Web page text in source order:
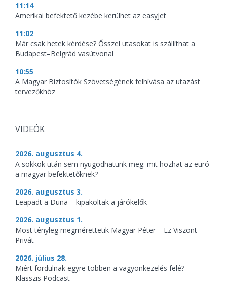
11:14
Amerikai befektető kezébe kerülhet az easyJet
11:02
Már csak hetek kérdése? Ősszel utasokat is szállíthat a
Budapest–Belgrád vasútvonal
10:55
A Magyar Biztosítók Szövetségének felhívása az utazást
tervezőkhöz
VIDEÓK
2026. augusztus 4.
A sokkok után sem nyugodhatunk meg: mit hozhat az euró
a magyar befektetőknek?
2026. augusztus 3.
Leapadt a Duna – kipakoltak a járókelők
2026. augusztus 1.
Most tényleg megmérettetik Magyar Péter – Ez Viszont
Privát
2026. július 28.
Miért fordulnak egyre többen a vagyonkezelés felé?
Klasszis Podcast